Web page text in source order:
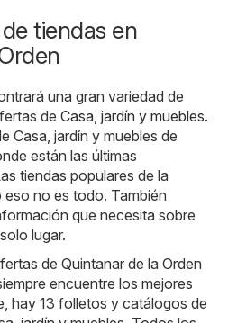
tiendas en
una gran variedad de
de Casa, jardín y muebles.
Casa, jardín y muebles de
están las últimas
tiendas populares de la
eso no es todo. También
que necesita sobre
lugar.
de Quintanar de la Orden
encuentre los mejores
hay 13 folletos y catálogos de